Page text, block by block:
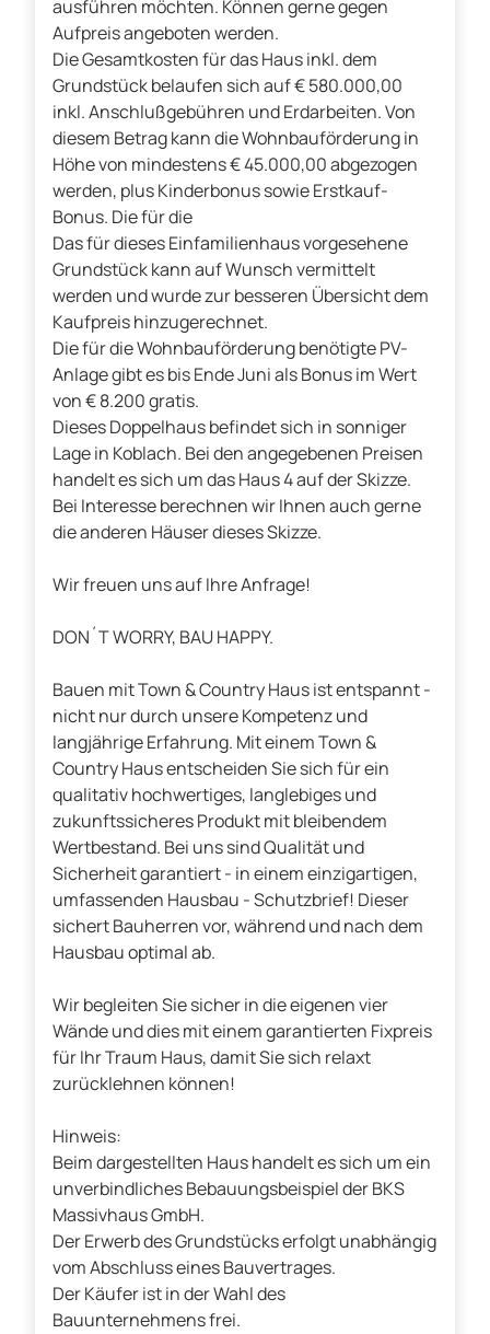
ausführen möchten. Können gerne gegen
Aufpreis angeboten werden.
Die Gesamtkosten für das Haus inkl. dem
Grundstück belaufen sich auf € 580.000,00
inkl. Anschlußgebühren und Erdarbeiten. Von
diesem Betrag kann die Wohnbauförderung in
Höhe von mindestens € 45.000,00 abgezogen
werden, plus Kinderbonus sowie Erstkauf-
Bonus. Die für die
Das für dieses Einfamilienhaus vorgesehene
Grundstück kann auf Wunsch vermittelt
werden und wurde zur besseren Übersicht dem
Kaufpreis hinzugerechnet.
Die für die Wohnbauförderung benötigte PV-
Anlage gibt es bis Ende Juni als Bonus im Wert
von € 8.200 gratis.
Dieses Doppelhaus befindet sich in sonniger
Lage in Koblach. Bei den angegebenen Preisen
handelt es sich um das Haus 4 auf der Skizze.
Bei Interesse berechnen wir Ihnen auch gerne
die anderen Häuser dieses Skizze.
Wir freuen uns auf Ihre Anfrage!
DON´T WORRY, BAU HAPPY.
Bauen mit Town & Country Haus ist entspannt -
nicht nur durch unsere Kompetenz und
langjährige Erfahrung. Mit einem Town &
Country Haus entscheiden Sie sich für ein
qualitativ hochwertiges, langlebiges und
zukunftssicheres Produkt mit bleibendem
Wertbestand. Bei uns sind Qualität und
Sicherheit garantiert - in einem einzigartigen,
umfassenden Hausbau - Schutzbrief! Dieser
sichert Bauherren vor, während und nach dem
Hausbau optimal ab.
Wir begleiten Sie sicher in die eigenen vier
Wände und dies mit einem garantierten Fixpreis
für Ihr Traum Haus, damit Sie sich relaxt
zurücklehnen können!
Hinweis:
Beim dargestellten Haus handelt es sich um ein
unverbindliches Bebauungsbeispiel der BKS
Massivhaus GmbH.
Der Erwerb des Grundstücks erfolgt unabhängig
vom Abschluss eines Bauvertrages.
Der Käufer ist in der Wahl des
Bauunternehmens frei.